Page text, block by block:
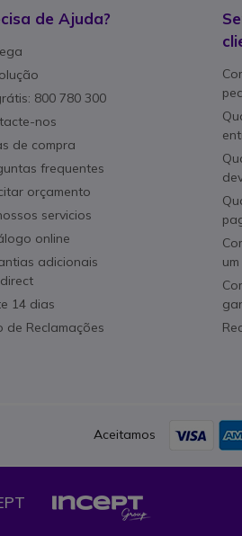
de Ajuda?
800 780 300
nos
de compra
frequentes
orçamento
servicios
online
adicionais
14 dias
de Reclamações
Aceitamos